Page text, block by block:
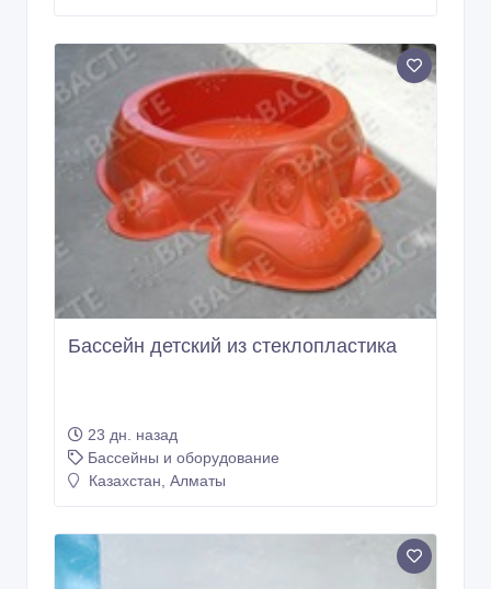
Бассейн детский из стеклопластика
23 дн. назад
Бассейны и оборудование
Казахстан, Алматы